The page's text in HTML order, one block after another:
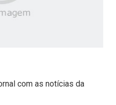
com as notícias da